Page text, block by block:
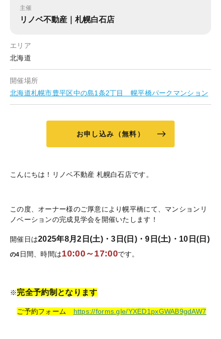
主催
リノベ不動産｜札幌白石店
エリア
北海道
開催場所
北海道札幌市豊平区中の島1条2丁目 幌平橋パークマンション
お申し込み（無料）
こんにちは！リノベ不動産 札幌白石店です。
この度、オーナー様のご厚意により幌平橋にて、マンションリ
ノベーションの完成見学会を開催いたします！
開催日は2025年8月2日(土)・3日(日)・9日(土)・10日(日)
の4 日間、時間は10:00～17:00です。
※完全予約制となります
ご予約フォーム https://forms.gle/YXED1pxGWAB9gdAW7